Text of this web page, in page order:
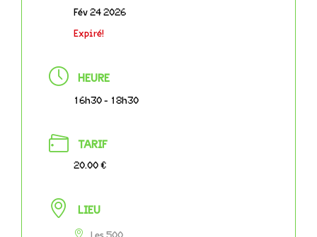
Fév 24 2026
Expiré!
HEURE
16h30 - 18h30
TARIF
20.00 €
LIEU